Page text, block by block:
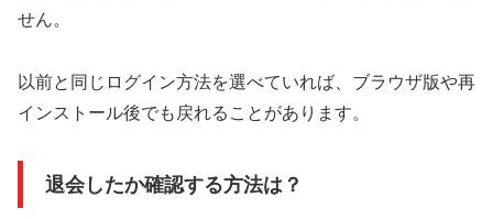
せん。
以前と同じログイン方法を選べていれば、ブラウザ版や再
インストール後でも戻れることがあります。
退会したか確認する方法は？